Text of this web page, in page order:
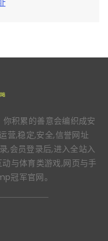
积累的善意会编织成安
营,稳定,安全,信誉网址
,会员登录后,进入全站入
与体育类游戏,网页与手
冠军官网。